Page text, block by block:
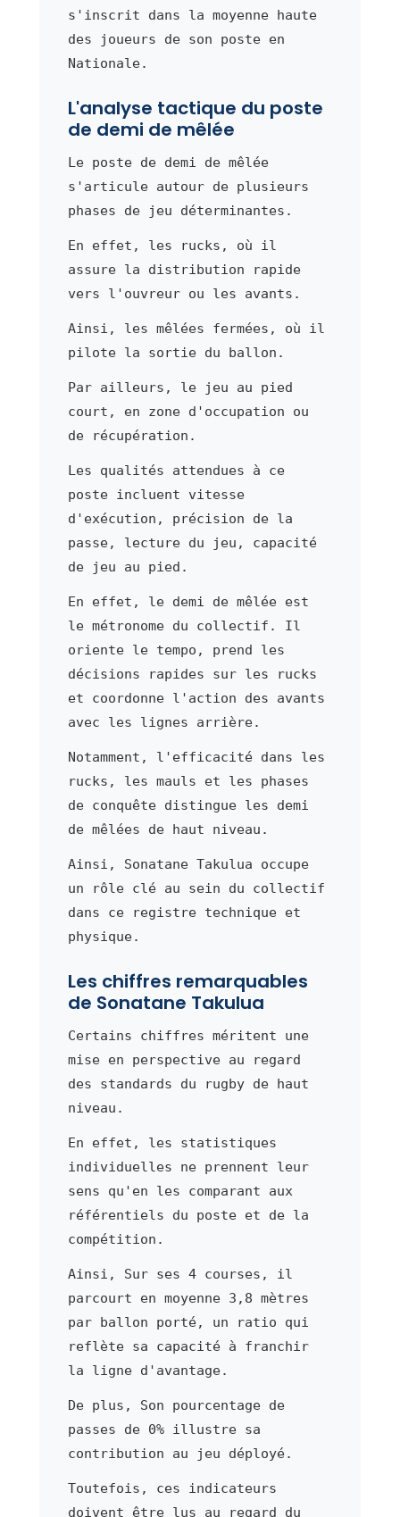
s'inscrit dans la moyenne haute
des joueurs de son poste en
Nationale.
L'analyse tactique du poste
de demi de mêlée
Le poste de demi de mêlée
s'articule autour de plusieurs
phases de jeu déterminantes.
En effet, les rucks, où il
assure la distribution rapide
vers l'ouvreur ou les avants.
Ainsi, les mêlées fermées, où il
pilote la sortie du ballon.
Par ailleurs, le jeu au pied
court, en zone d'occupation ou
de récupération.
Les qualités attendues à ce
poste incluent vitesse
d'exécution, précision de la
passe, lecture du jeu, capacité
de jeu au pied.
En effet, le demi de mêlée est
le métronome du collectif. Il
oriente le tempo, prend les
décisions rapides sur les rucks
et coordonne l'action des avants
avec les lignes arrière.
Notamment, l'efficacité dans les
rucks, les mauls et les phases
de conquête distingue les demi
de mêlées de haut niveau.
Ainsi, Sonatane Takulua occupe
un rôle clé au sein du collectif
dans ce registre technique et
physique.
Les chiffres remarquables
de Sonatane Takulua
Certains chiffres méritent une
mise en perspective au regard
des standards du rugby de haut
niveau.
En effet, les statistiques
individuelles ne prennent leur
sens qu'en les comparant aux
référentiels du poste et de la
compétition.
Ainsi, Sur ses 4 courses, il
parcourt en moyenne 3,8 mètres
par ballon porté, un ratio qui
reflète sa capacité à franchir
la ligne d'avantage.
De plus, Son pourcentage de
passes de 0% illustre sa
contribution au jeu déployé.
Toutefois, ces indicateurs
doivent être lus au regard du